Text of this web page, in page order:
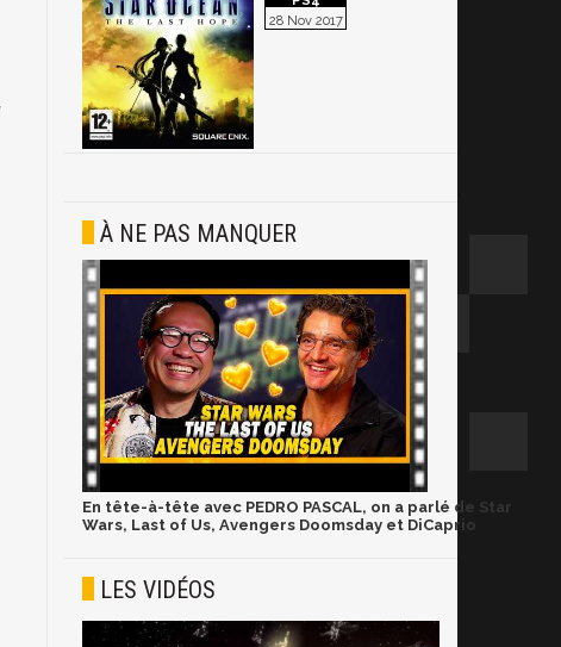
28 Nov 2017
À NE PAS MANQUER
En tête-à-tête avec PEDRO PASCAL, on a parlé de Star
Wars, Last of Us, Avengers Doomsday et DiCaprio
LES VIDÉOS